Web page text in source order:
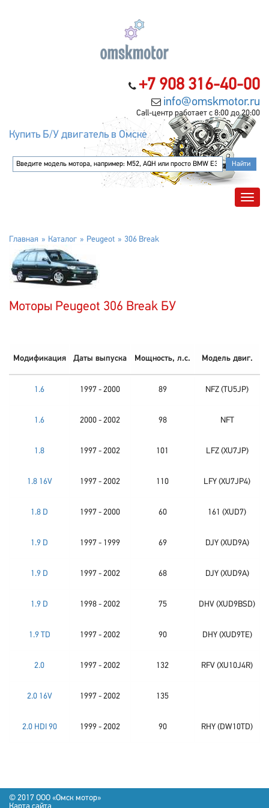
+7 908 316-40-00
info@omskmotor.ru
Call-центр работает с 8:00 до 20:00
Купить Б/У двигатель в Омске
Главная Каталог Peugeot 306 Break
Моторы Peugeot 306 Break БУ
Модификация Даты выпуска Мощность, л.с. Модель двиг.
1.6 1997 - 2000 89 NFZ (TU5JP)
1.6 2000 - 2002 98 NFT
1.8 1997 - 2002 101 LFZ (XU7JP)
1.8 16V 1997 - 2002 110 LFY (XU7JP4)
1.8 D 1997 - 2000 60 161 (XUD7)
1.9 D 1997 - 1999 69 DJY (XUD9A)
1.9 D 1997 - 2002 68 DJY (XUD9A)
1.9 D 1998 - 2002 75 DHV (XUD9BSD)
1.9 TD 1997 - 2002 90 DHY (XUD9TE)
2.0 1997 - 2002 132 RFV (XU10J4R)
2.0 16V 1997 - 2002 135
2.0 HDI 90 1999 - 2002 90 RHY (DW10TD)
© 2017 OOO «Омск мотор»